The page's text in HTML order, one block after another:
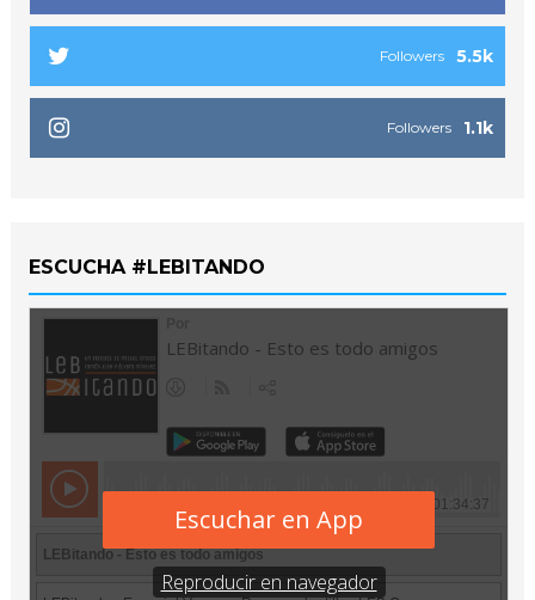
5.5k
Followers
1.1k
Followers
ESCUCHA #LEBITANDO